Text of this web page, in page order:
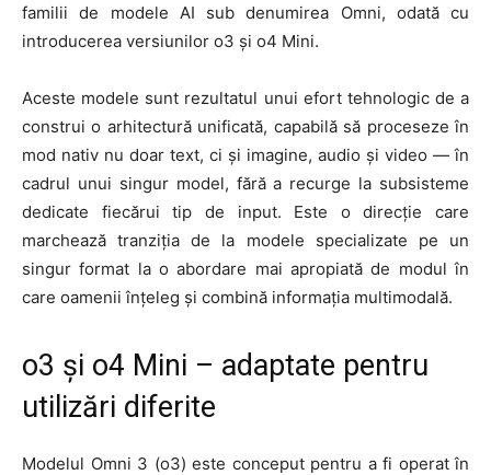
familii de modele AI sub denumirea Omni, odată cu
introducerea versiunilor o3 și o4 Mini.
Aceste modele sunt rezultatul unui efort tehnologic de a
construi o arhitectură unificată, capabilă să proceseze în
mod nativ nu doar text, ci și imagine, audio și video — în
cadrul unui singur model, fără a recurge la subsisteme
dedicate fiecărui tip de input. Este o direcție care
marchează tranziția de la modele specializate pe un
singur format la o abordare mai apropiată de modul în
care oamenii înțeleg și combină informația multimodală.
o3 și o4 Mini – adaptate pentru
utilizări diferite
Modelul Omni 3 (o3) este conceput pentru a fi operat în